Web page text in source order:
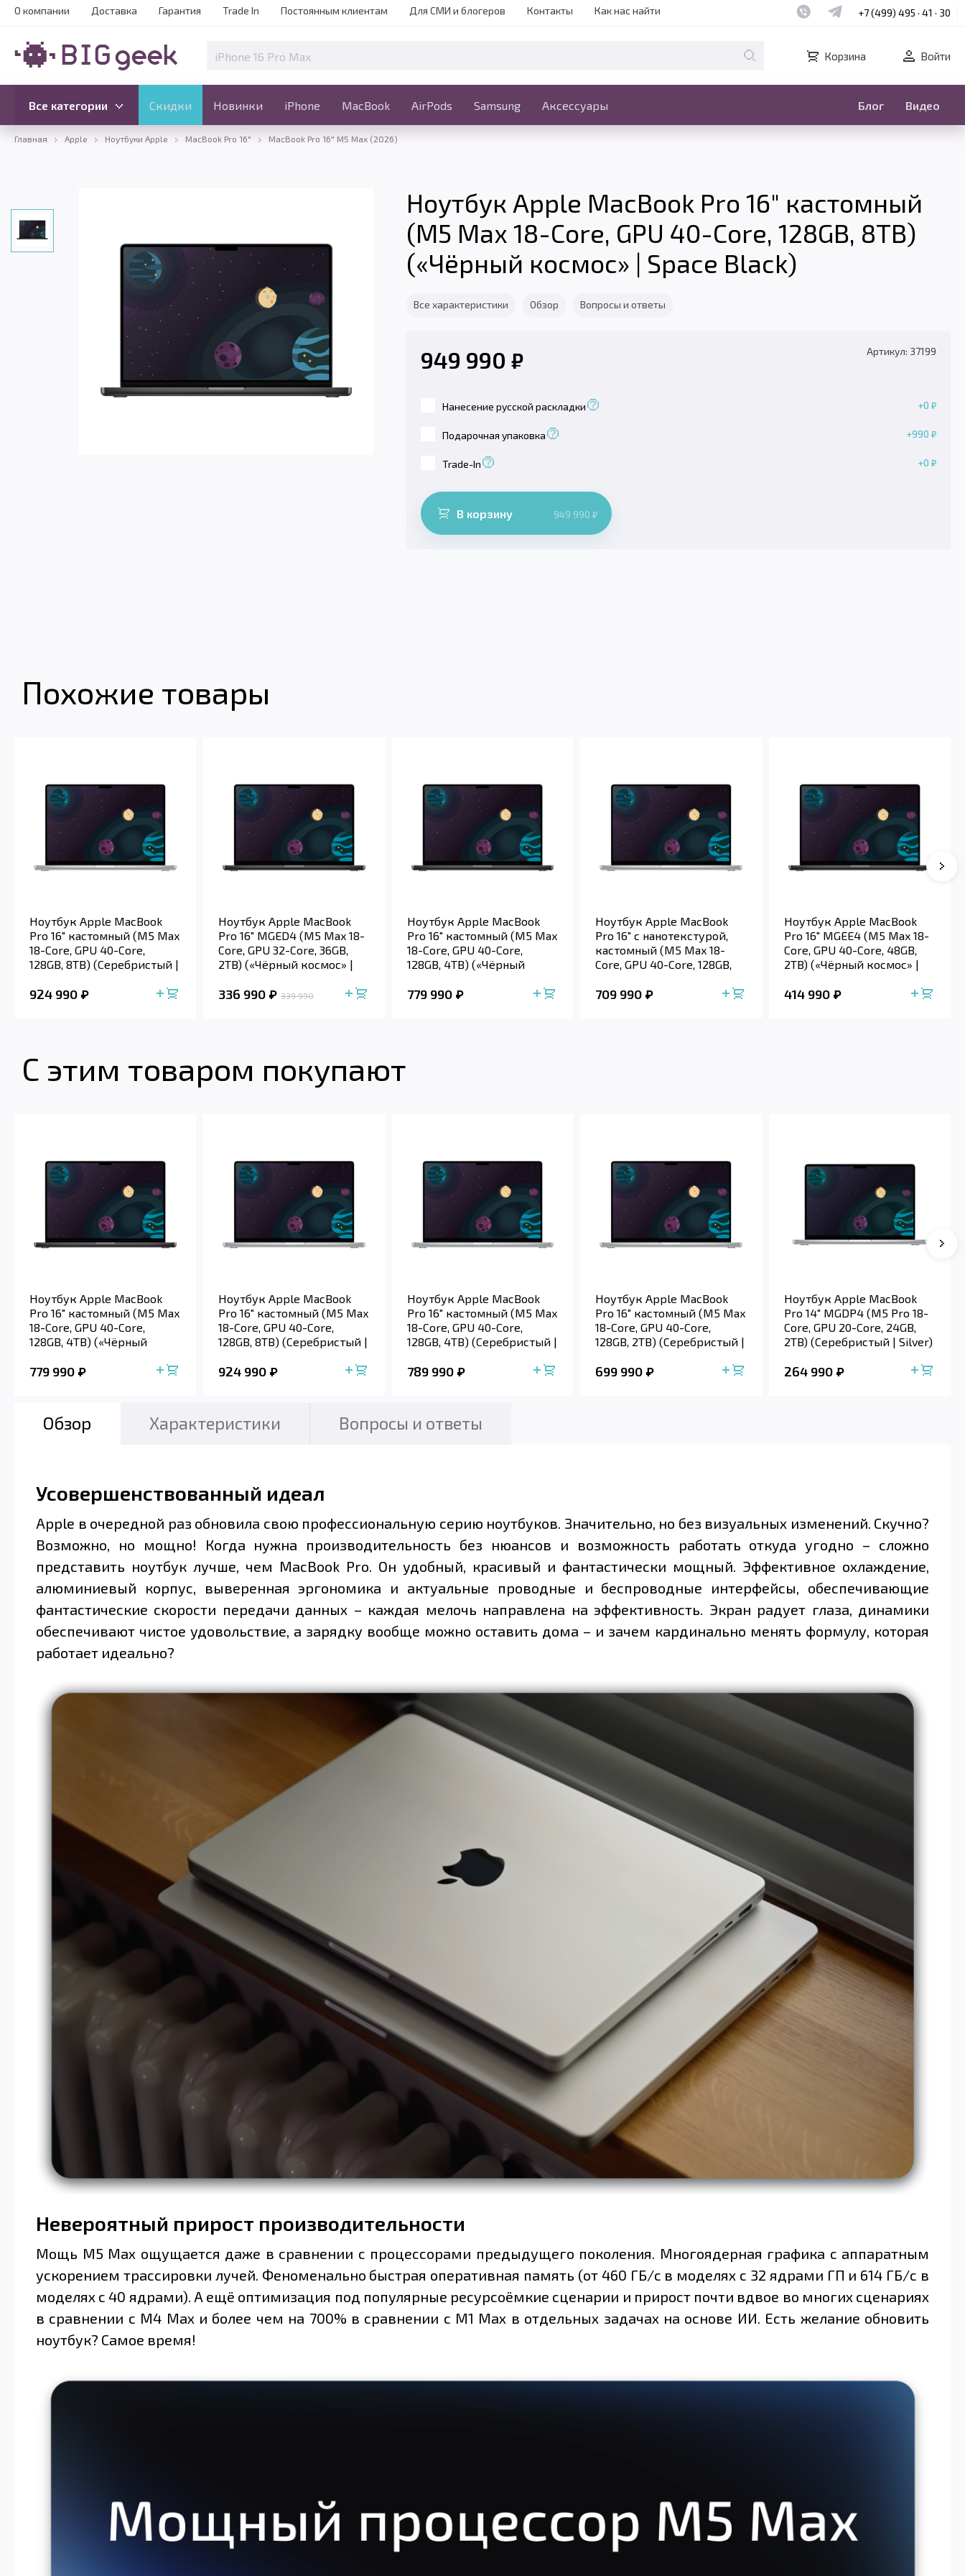
О компании Доставка Гарантия Trade In Постоянным клиентам Для СМИ и блогеров Контакты Как нас найти Наш whatsapp
Наш telegram
+7 (499) 495 · 41 · 30
Корзина Войти
Все категории Скидки Новинки iPhone MacBook AirPods Samsung Аксессуары Блог Видео
Скидки Новинки iPhone MacBook
Все категории Ещё
Главная Apple Ноутбуки Apple MacBook Pro 16" MacBook Pro 16" M5 Max (2026)
Ноутбук Apple MacBook Pro 16" кастомный
(M5 Max 18-Core, GPU 40-Core, 128GB, 8TB)
(«Чёрный космос» | Space Black)
Все характеристики Обзор Вопросы и ответы
949 990 ₽ Артикул: 37199
Нанесение русской раскладки +0 ₽
Подарочная упаковка +990 ₽
Trade-In +0 ₽
В корзину 949 990 ₽
Похожие товары
Ноутбук Apple MacBook
Pro 16" кастомный (M5 Max
18-Core, GPU 40-Core,
128GB, 8TB) (Серебристый |
924 990
Ноутбук Apple MacBook
Pro 16" MGED4 (M5 Max 18-
Core, GPU 32-Core, 36GB,
2TB) («Чёрный космос» |
336 990 339 990
Ноутбук Apple MacBook
Pro 16" кастомный (M5 Max
18-Core, GPU 40-Core,
128GB, 4TB) («Чёрный
779 990
Ноутбук Apple MacBook
Pro 16" с нанотекстурой,
кастомный (M5 Max 18-
Core, GPU 40-Core, 128GB,
709 990
Ноутбук Apple MacBook
Pro 16" MGEE4 (M5 Max 18-
Core, GPU 40-Core, 48GB,
2TB) («Чёрный космос» |
414 990
С этим товаром покупают
Ноутбук Apple MacBook
Pro 16" кастомный (M5 Max
18-Core, GPU 40-Core,
128GB, 4TB) («Чёрный
779 990
Ноутбук Apple MacBook
Pro 16" кастомный (M5 Max
18-Core, GPU 40-Core,
128GB, 8TB) (Серебристый |
924 990
Ноутбук Apple MacBook
Pro 16" кастомный (M5 Max
18-Core, GPU 40-Core,
128GB, 4TB) (Серебристый |
789 990
Ноутбук Apple MacBook
Pro 16" кастомный (M5 Max
18-Core, GPU 40-Core,
128GB, 2TB) (Серебристый |
699 990
Ноутбук Apple MacBook
Pro 14" MGDP4 (M5 Pro 18-
Core, GPU 20-Core, 24GB,
2TB) (Серебристый | Silver)
264 990
Обзор Характеристики Вопросы и ответы
Усовершенствованный идеал
Apple в очередной раз обновила свою профессиональную серию ноутбуков. Значительно, но без визуальных изменений. Скучно?
Возможно, но мощно! Когда нужна производительность без нюансов и возможность работать откуда угодно – сложно
представить ноутбук лучше, чем MacBook Pro. Он удобный, красивый и фантастически мощный. Эффективное охлаждение,
алюминиевый корпус, выверенная эргономика и актуальные проводные и беспроводные интерфейсы, обеспечивающие
фантастические скорости передачи данных – каждая мелочь направлена на эффективность. Экран радует глаза, динамики
обеспечивают чистое удовольствие, а зарядку вообще можно оставить дома – и зачем кардинально менять формулу, которая
работает идеально?
Невероятный прирост производительности
Мощь M5 Max ощущается даже в сравнении с процессорами предыдущего поколения. Многоядерная графика с аппаратным
ускорением трассировки лучей. Феноменально быстрая оперативная память (от 460 ГБ/с в моделях с 32 ядрами ГП и 614 ГБ/с в
моделях с 40 ядрами). А ещё оптимизация под популярные ресурсоёмкие сценарии и прирост почти вдвое во многих сценариях
в сравнении с M4 Max и более чем на 700% в сравнении с M1 Max в отдельных задачах на основе ИИ. Есть желание обновить
ноутбук? Самое время!